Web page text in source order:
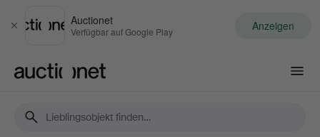
Schließen
Auctionet
Verfügbar auf Google Play Anzeigen